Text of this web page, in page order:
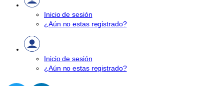
Inicio de sesión
¿Aún no estas registrado?
Inicio de sesión
¿Aún no estas registrado?